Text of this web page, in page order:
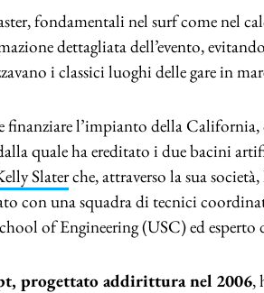
fondamentali nel surf come nel
dettagliata dell’evento,
i classici luoghi delle gare in
finanziare l’impianto della
quale ha ereditato i due bacini
Slaterche, attraverso la sua società,
con una squadra di tecnici
of Engineering (USC) ed
progettato addirittura nel 2006,